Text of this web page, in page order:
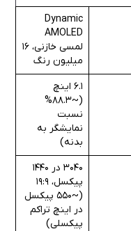
Dynamic
AMOLED
لمسی خازنی، 16
میلیون رنگ
6.1 اینچ
(~88.3%
نسبت
نمایشگر به
بدنه)
3040 در 1440
پیکسل، 19:9
(~550 پیکسل
در اینچ تراکم
پیکسلی)